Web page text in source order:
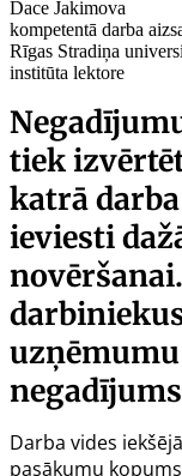
Dace Jakimova
kompetentā darba
Rīgas Stradiņa
institūta lektore
tiek
katrā
ieviesti
Darba vides
pasākumu